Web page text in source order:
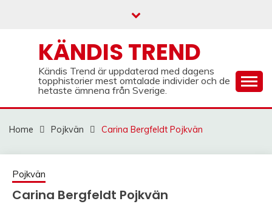
KÄNDIS TREND
Kändis Trend är uppdaterad med dagens
topphistorier mest omtalade individer och de
hetaste ämnena från Sverige.
Home Pojkvän Carina Bergfeldt Pojkvän
Pojkvän
Carina Bergfeldt Pojkvän